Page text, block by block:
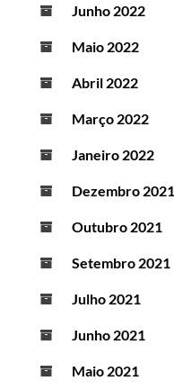
Junho 2022
Maio 2022
Abril 2022
Março 2022
Janeiro 2022
Dezembro 2021
Outubro 2021
Setembro 2021
Julho 2021
Junho 2021
Maio 2021